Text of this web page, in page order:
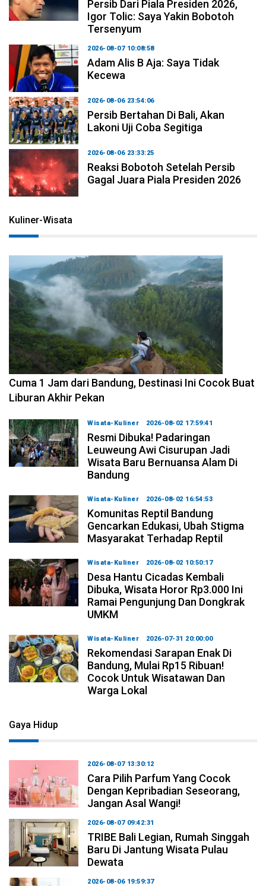
Persib Dari Piala Presiden 2026,
Igor Tolic: Saya Yakin Bobotoh
Tersenyum
2026-08-07 10:08:58
Adam Alis B Aja: Saya Tidak
Kecewa
2026-08-06 23:54:06
Persib Bertahan Di Bali, Akan
Lakoni Uji Coba Segitiga
2026-08-06 23:33:25
Reaksi Bobotoh Setelah Persib
Gagal Juara Piala Presiden 2026
Kuliner-Wisata
2026-08-07 15:00:00
Cuma 1 Jam dari Bandung, Destinasi Ini Cocok Buat
Liburan Akhir Pekan
Wisata-Kuliner 2026-08-02 17:59:41
Resmi Dibuka! Padaringan
Leuweung Awi Cisurupan Jadi
Wisata Baru Bernuansa Alam Di
Bandung
Wisata-Kuliner 2026-08-02 16:54:53
Komunitas Reptil Bandung
Gencarkan Edukasi, Ubah Stigma
Masyarakat Terhadap Reptil
Wisata-Kuliner 2026-08-02 10:50:17
Desa Hantu Cicadas Kembali
Dibuka, Wisata Horor Rp3.000 Ini
Ramai Pengunjung Dan Dongkrak
UMKM
Wisata-Kuliner 2026-07-31 20:00:00
Rekomendasi Sarapan Enak Di
Bandung, Mulai Rp15 Ribuan!
Cocok Untuk Wisatawan Dan
Warga Lokal
Gaya Hidup
2026-08-07 13:30:12
Cara Pilih Parfum Yang Cocok
Dengan Kepribadian Seseorang,
Jangan Asal Wangi!
2026-08-07 09:42:31
TRIBE Bali Legian, Rumah Singgah
Baru Di Jantung Wisata Pulau
Dewata
2026-08-06 19:59:37